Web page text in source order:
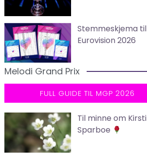
Stemmeskjema til
Eurovision 2026
Melodi Grand Prix
FULL GUIDE TIL MGP 2026
Til minne om Kirsti
Sparboe